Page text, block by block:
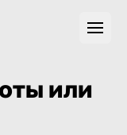
или